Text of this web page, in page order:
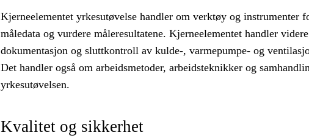
Kjerneelementet yrkesutøvelse handler om verktøy og instrumenter
måledata og vurdere måleresultatene. Kjerneelementet handler
dokumentasjon og sluttkontroll av kulde-, varmepumpe- og
Det handler også om arbeidsmetoder, arbeidsteknikker og
yrkesutøvelsen.
Kvalitet og sikkerhet